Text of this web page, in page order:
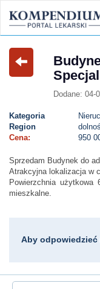
Dodane: 04-
Kategoria
Region
Cena:
950
Sprzedam Budynek do
Atrakcyjna lokalizacja w
Powierzchnia
mieszkalne.
Aby odpowiedzieć